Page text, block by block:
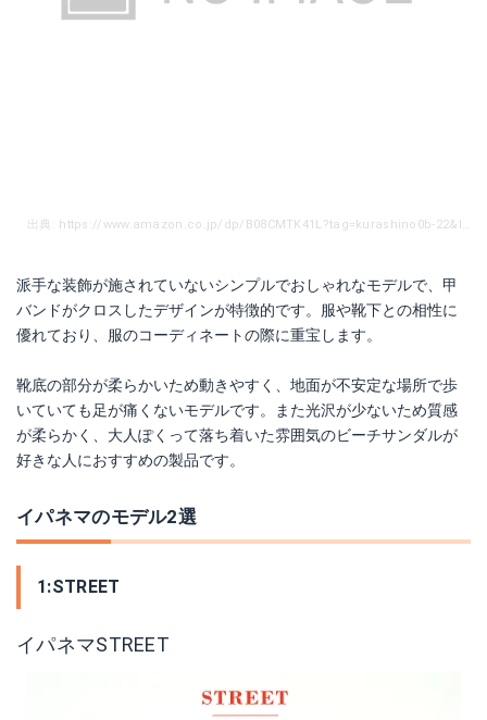
派手な装飾が施されていないシンプルでおしゃれなモデルで、甲
バンドがクロスしたデザインが特徴的です。服や靴下との相性に
優れており、服のコーディネートの際に重宝します。
靴底の部分が柔らかいため動きやすく、地面が不安定な場所で歩
いていても足が痛くないモデルです。また光沢が少ないため質感
が柔らかく、大人ぽくって落ち着いた雰囲気のビーチサンダルが
好きな人におすすめの製品です。
イパネマのモデル2選
1:STREET
イパネマSTREET